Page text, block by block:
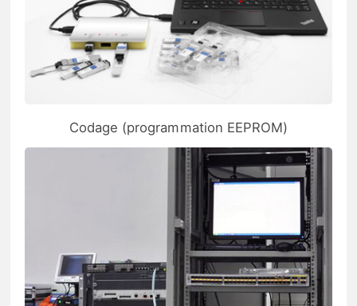
Codage (programmation EEPROM)